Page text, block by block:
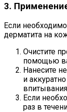
3.
Если
дерматита на
Очистите
помощью
Нанесите
и
Если
раз в